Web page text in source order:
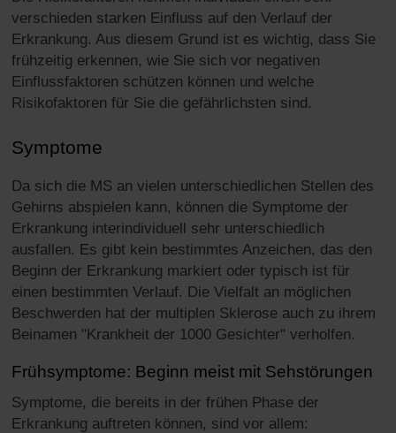
verschieden starken Einfluss auf den Verlauf der
Erkrankung. Aus diesem Grund ist es wichtig, dass Sie
frühzeitig erkennen, wie Sie sich vor negativen
Einflussfaktoren schützen können und welche
Risikofaktoren für Sie die gefährlichsten sind.
Symptome
Da sich die MS an vielen unterschiedlichen Stellen des
Gehirns abspielen kann, können die Symptome der
Erkrankung interindividuell sehr unterschiedlich
ausfallen. Es gibt kein bestimmtes Anzeichen, das den
Beginn der Erkrankung markiert oder typisch ist für
einen bestimmten Verlauf. Die Vielfalt an möglichen
Beschwerden hat der multiplen Sklerose auch zu ihrem
Beinamen "Krankheit der 1000 Gesichter" verholfen.
Frühsymptome: Beginn meist mit Sehstörungen
Symptome, die bereits in der frühen Phase der
Erkrankung auftreten können, sind vor allem: